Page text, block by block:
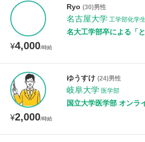
¥4,000/時給
Ryo (30)男性
名古屋大学 工学部化学
名大工学部卒による「
¥2,000/時給
ゆうすけ (24)男性
岐阜大学 医学部
国立大学医学部 オンラ